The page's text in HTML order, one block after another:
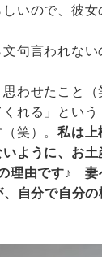
いので、彼
句言われない
わせたこと（
れる」という
（笑）。私は上
ように、お土
理由です♪ 妻
自分で自分の